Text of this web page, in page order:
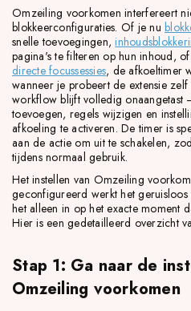
Omzeiling voorkomen interfereert
blokkeerconfiguraties. Of je nu
snelle toevoegingen,
pagina's te filteren op hun inhoud, of
directe focussessies, de afkoeltimer
wanneer je probeert de extensie zelf
workflow blijft volledig onaangetast
toevoegen, regels wijzigen en
afkoeling te activeren. De timer is
aan de actie om uit te schakelen,
tijdens normaal gebruik.
Het instellen van Omzeiling
geconfigureerd werkt het
het alleen in op het exacte moment
Hier is een gedetailleerd overzicht
Stap 1: Ga naar de
Omzeiling voorkomen